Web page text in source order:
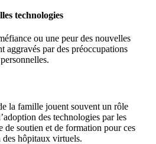
technologies
ou une peur des nouvelles
aggravés par des préoccupations
la famille jouent souvent un rôle
des technologies par les
de soutien et de formation pour ces
des hôpitaux virtuels.